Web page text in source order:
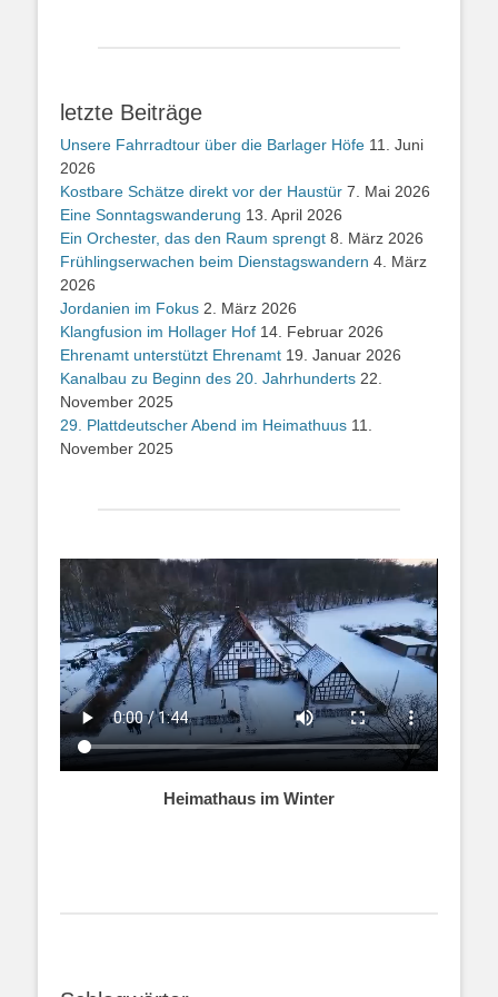
letzte Beiträge
Unsere Fahrradtour über die Barlager Höfe 11. Juni
2026
Kostbare Schätze direkt vor der Haustür 7. Mai 2026
Eine Sonntagswanderung 13. April 2026
Ein Orchester, das den Raum sprengt 8. März 2026
Frühlingserwachen beim Dienstagswandern 4. März
2026
Jordanien im Fokus 2. März 2026
Klangfusion im Hollager Hof 14. Februar 2026
Ehrenamt unterstützt Ehrenamt 19. Januar 2026
Kanalbau zu Beginn des 20. Jahrhunderts 22.
November 2025
29. Plattdeutscher Abend im Heimathuus 11.
November 2025
Heimathaus im Winter